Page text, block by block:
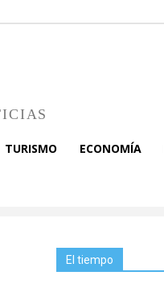
TURISMO ECONOMÍA
El tiempo